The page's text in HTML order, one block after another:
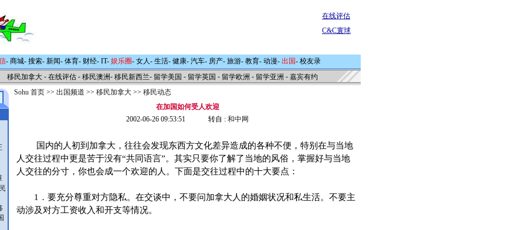
在线评估
C&C寰球
- 商城- 搜索- 新闻- 体育- 财经- IT- 娱乐圈- 女人- 生活- 健康- 汽车- 房产- 旅游- 教育- 动漫- 出国- 校友录
移民加拿大 - 在线评估 - 移民澳洲- 移民新西兰- 留学美国 - 留学英国 - 留学欧洲 - 留学亚洲 - 嘉宾有约
Sohu 首页 >> 出国频道 >> 移民加拿大 >> 移民动态
在加国如何受人欢迎
2002-06-26 09:53:51 转自 : 和中网
 国内的人初到加拿大，往往会发现东西方文化差异造成的各种不便，特别在与当地
人交往过程中更是苦于没有“共同语言”。其实只要你了解了当地的风俗，掌握好与当地
人交往的分寸，你也会成一个欢迎的人。下面是交往过程中的十大要点：
1．要充分尊重对方隐私。在交谈中，不要问加拿大人的婚姻状况和私生活。不要主
动涉及对方工资收入和开支等情况。